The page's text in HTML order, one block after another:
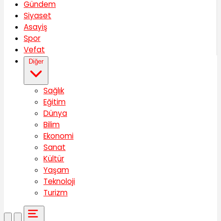
Gündem
Siyaset
Asayiş
Spor
Vefat
Diğer
Sağlık
Eğitim
Dünya
Bilim
Ekonomi
Sanat
Kültür
Yaşam
Teknoloji
Turizm